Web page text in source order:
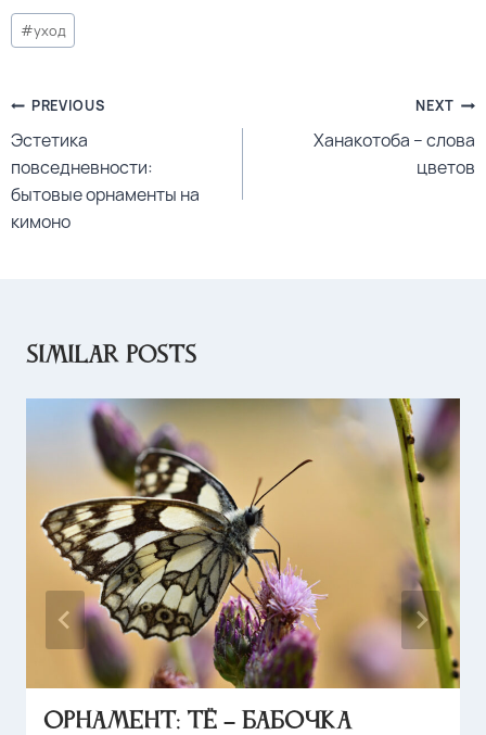
#уход
PREVIOUS
Эстетика
повседневности:
бытовые орнаменты на
кимоно
NEXT
Ханакотоба – слова
цветов
Similar Posts
Орнамент: тё – бабочка